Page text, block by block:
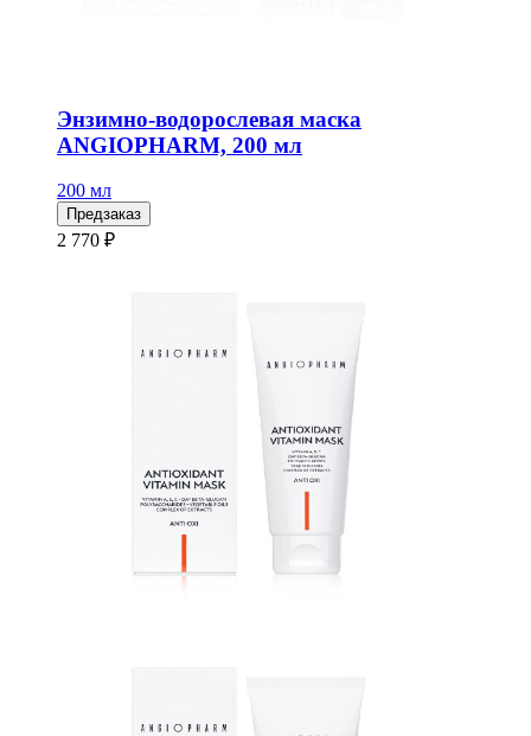
Энзимно-водорослевая маска
ANGIOPHARM, 200 мл
200 мл
Предзаказ
2 770 ₽